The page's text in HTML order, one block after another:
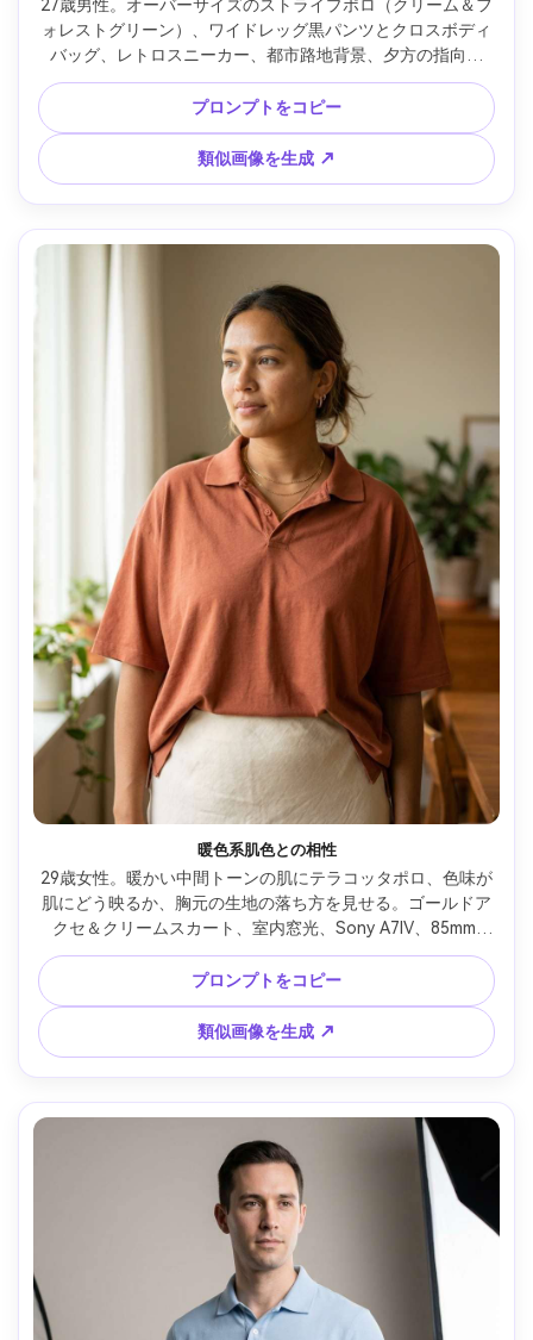
27歳男性。オーバーサイズのストライプポロ（クリーム＆フ
ォレストグリーン）、ワイドレッグ黒パンツとクロスボディ
バッグ、レトロスニーカー、都市路地背景、夕方の指向性
光、Leica SL2、50mm f/1.8、シャープフォーカス、リアル
な折り目、リラックスした雰囲気 --ar 4:5
プロンプトをコピー
類似画像を生成 ↗
暖色系肌色との相性
29歳女性。暖かい中間トーンの肌にテラコッタポロ、色味が
肌にどう映るか、胸元の生地の落ち方を見せる。ゴールドア
クセ＆クリームスカート、室内窓光、Sony A7IV、85mm
f/1.8、ソフトボケ、自然な肌感、エディトリアルカラー、服
が自然にフレームに沿う --ar 4:5
プロンプトをコピー
類似画像を生成 ↗